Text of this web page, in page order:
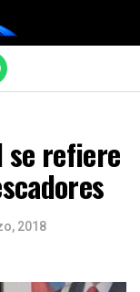
se refiere
2018